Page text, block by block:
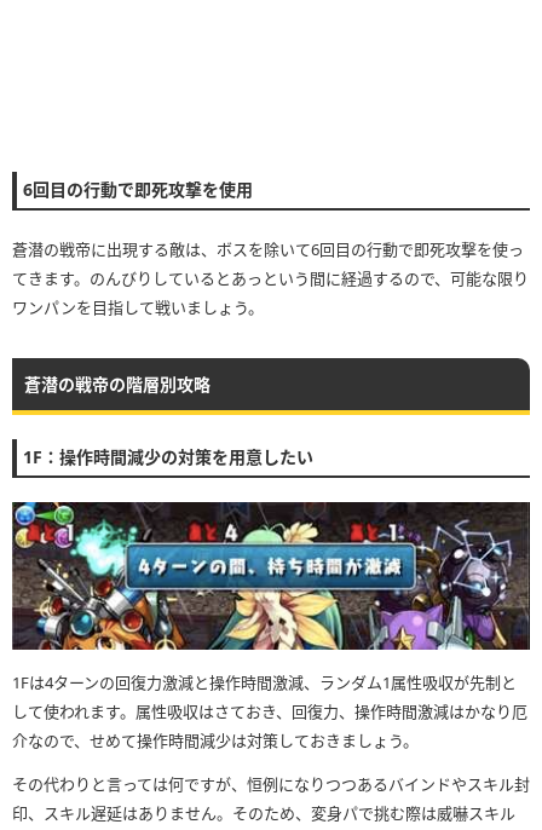
6回目の行動で即死攻撃を使用
蒼潜の戦帝に出現する敵は、ボスを除いて6回目の行動で即死攻撃を使っ
てきます。のんびりしているとあっという間に経過するので、可能な限り
ワンパンを目指して戦いましょう。
蒼潜の戦帝の階層別攻略
1F：操作時間減少の対策を用意したい
1Fは4ターンの回復力激減と操作時間激減、ランダム1属性吸収が先制と
して使われます。属性吸収はさておき、回復力、操作時間激減はかなり厄
介なので、せめて操作時間減少は対策しておきましょう。
その代わりと言っては何ですが、恒例になりつつあるバインドやスキル封
印、スキル遅延はありません。そのため、変身パで挑む際は威嚇スキル